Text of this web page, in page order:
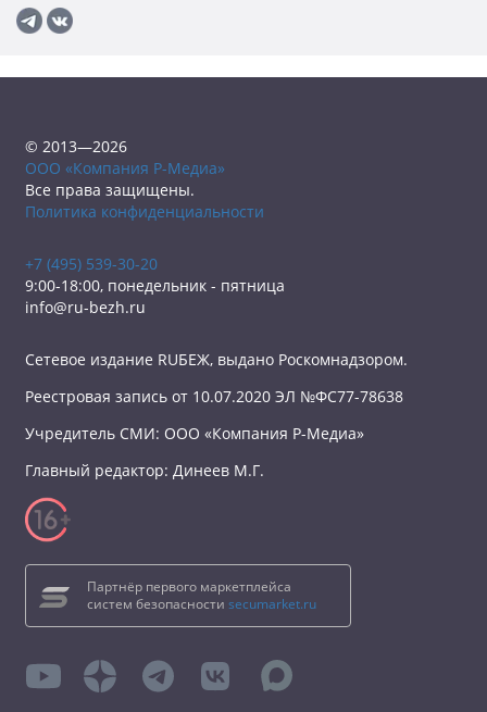
© 2013—2026
ООО «Компания Р-Медиа»
Все права защищены.
Политика конфиденциальности
+7 (495) 539-30-20
9:00-18:00, понедельник - пятница
info@ru-bezh.ru
Сетевое издание RUБЕЖ, выдано Роскомнадзором.
Реестровая запись от 10.07.2020 ЭЛ №ФС77-78638
Учредитель СМИ: ООО «Компания Р-Медиа»
Главный редактор: Динеев М.Г.
Партнёр первого маркетплейса
систем безопасности secumarket.ru